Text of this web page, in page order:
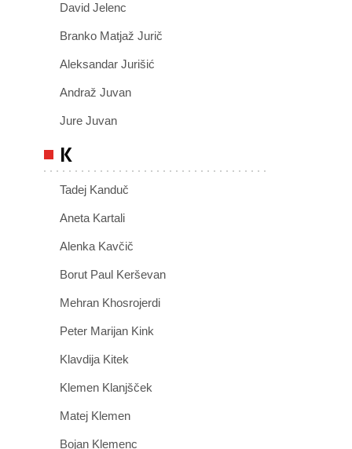
David Jelenc
Branko Matjaž Jurič
Aleksandar Jurišić
Andraž Juvan
Jure Juvan
K
Tadej Kanduč
Aneta Kartali
Alenka Kavčič
Borut Paul Kerševan
Mehran Khosrojerdi
Peter Marijan Kink
Klavdija Kitek
Klemen Klanjšček
Matej Klemen
Bojan Klemenc